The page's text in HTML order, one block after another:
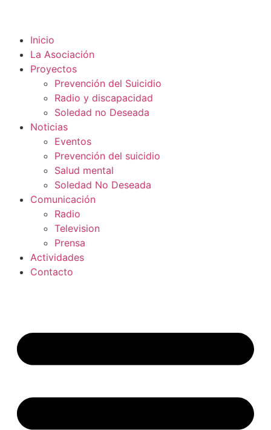
Inicio
La Asociación
Proyectos
Prevención del Suicidio
Radio y discapacidad
Soledad no Deseada
Noticias
Eventos
Prevención del suicidio
Salud mental
Soledad No Deseada
Comunicación
Radio
Television
Prensa
Actividades
Contacto